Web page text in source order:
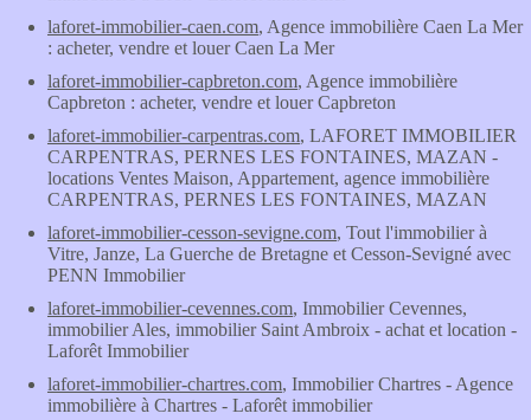
laforet-immobilier-caen.com, Agence immobilière Caen La Mer
: acheter, vendre et louer Caen La Mer
laforet-immobilier-capbreton.com, Agence immobilière
Capbreton : acheter, vendre et louer Capbreton
laforet-immobilier-carpentras.com, LAFORET IMMOBILIER
CARPENTRAS, PERNES LES FONTAINES, MAZAN -
locations Ventes Maison, Appartement, agence immobilière
CARPENTRAS, PERNES LES FONTAINES, MAZAN
laforet-immobilier-cesson-sevigne.com, Tout l'immobilier à
Vitre, Janze, La Guerche de Bretagne et Cesson-Sevigné avec
PENN Immobilier
laforet-immobilier-cevennes.com, Immobilier Cevennes,
immobilier Ales, immobilier Saint Ambroix - achat et location -
Laforêt Immobilier
laforet-immobilier-chartres.com, Immobilier Chartres - Agence
immobilière à Chartres - Laforêt immobilier